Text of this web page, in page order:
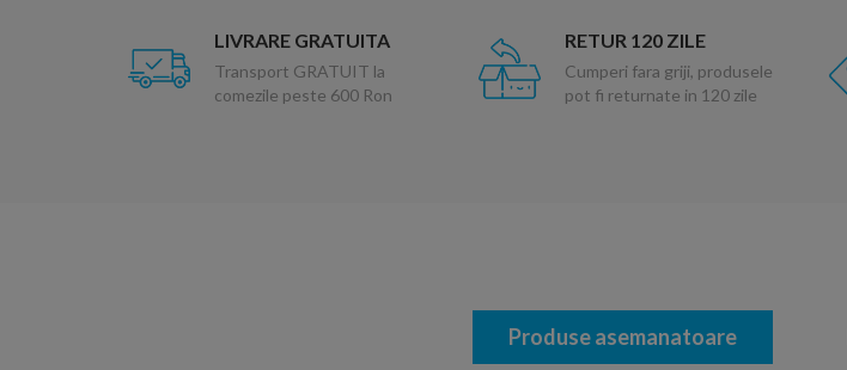
LIVRARE GRATUITA
Transport GRATUIT la
comezile peste 600 Ron
RETUR 120 ZILE
Cumperi fara griji, produsele
pot fi returnate in 120 zile
Produse asemanatoare